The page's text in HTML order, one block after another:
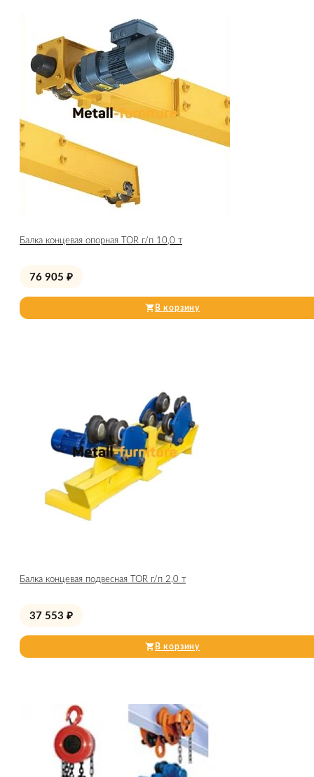
Балка концевая опорная TOR г/п 10,0 т
76 905 ₽
В корзину
Балка концевая подвесная TOR г/п 2,0 т
37 553 ₽
В корзину